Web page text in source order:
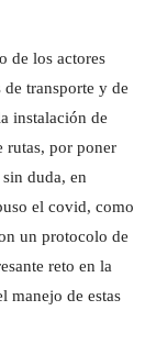
de los actores
transporte y de
instalación de
rutas, por poner
duda, en
el covid, como
un protocolo de
reto en la
manejo de estas